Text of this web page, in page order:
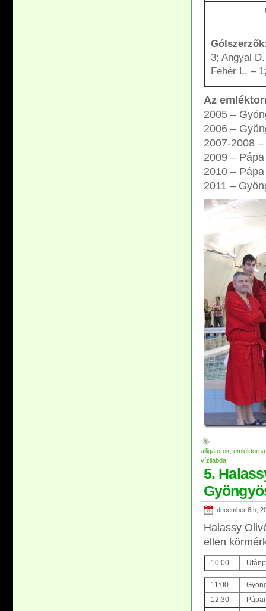
3; Angyal
Fehér L. –
Az
2005 –
2006 –
2007-2008
2009 – Pápa
2010 – Pápa
2011 –
alligátorok emléktorna
vízilabda
5.
december 6th,
Halassy
ellen
10:00
11:00
12:30